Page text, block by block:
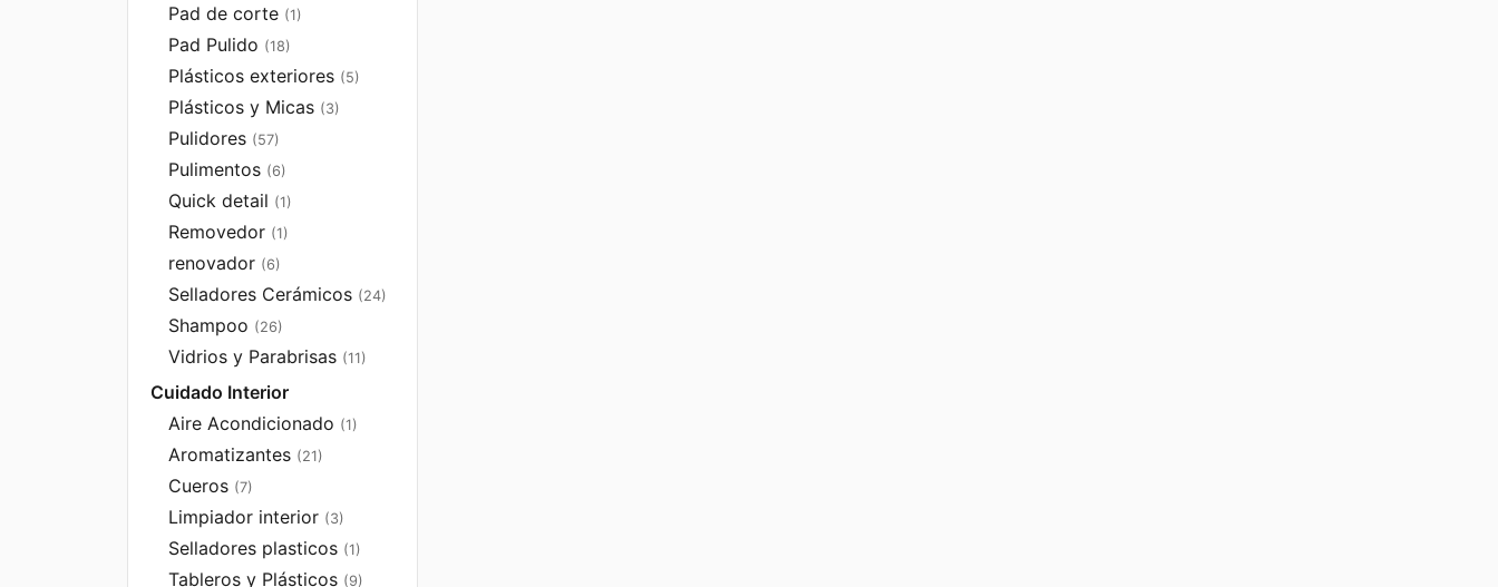
Pad de corte (1)
Pad Pulido (18)
Plásticos exteriores (5)
Plásticos y Micas (3)
Pulidores (57)
Pulimentos (6)
Quick detail (1)
Removedor (1)
renovador (6)
Selladores Cerámicos (24)
Shampoo (26)
Vidrios y Parabrisas (11)
Cuidado Interior
Aire Acondicionado (1)
Aromatizantes (21)
Cueros (7)
Limpiador interior (3)
Selladores plasticos (1)
Tableros y Plásticos (9)